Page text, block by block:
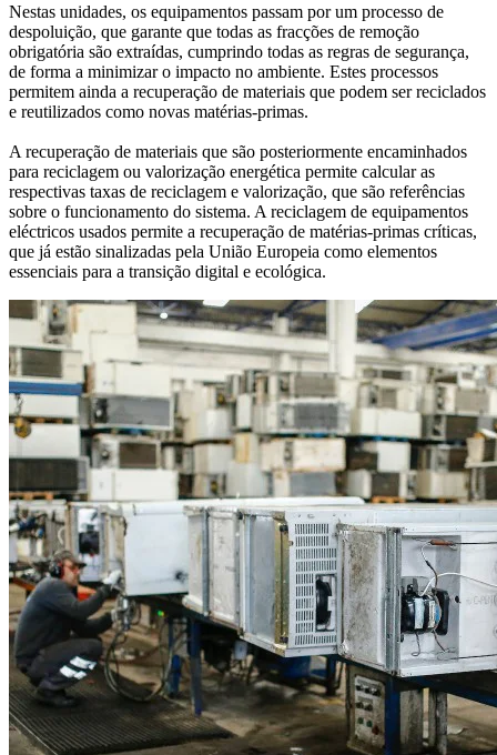
Nestas unidades, os equipamentos passam por um processo de
despoluição, que garante que todas as fracções de remoção
obrigatória são extraídas, cumprindo todas as regras de segurança,
de forma a minimizar o impacto no ambiente. Estes processos
permitem ainda a recuperação de materiais que podem ser reciclados
e reutilizados como novas matérias-primas.
A recuperação de materiais que são posteriormente encaminhados
para reciclagem ou valorização energética permite calcular as
respectivas taxas de reciclagem e valorização, que são referências
sobre o funcionamento do sistema. A reciclagem de equipamentos
eléctricos usados permite a recuperação de matérias-primas críticas,
que já estão sinalizadas pela União Europeia como elementos
essenciais para a transição digital e ecológica.